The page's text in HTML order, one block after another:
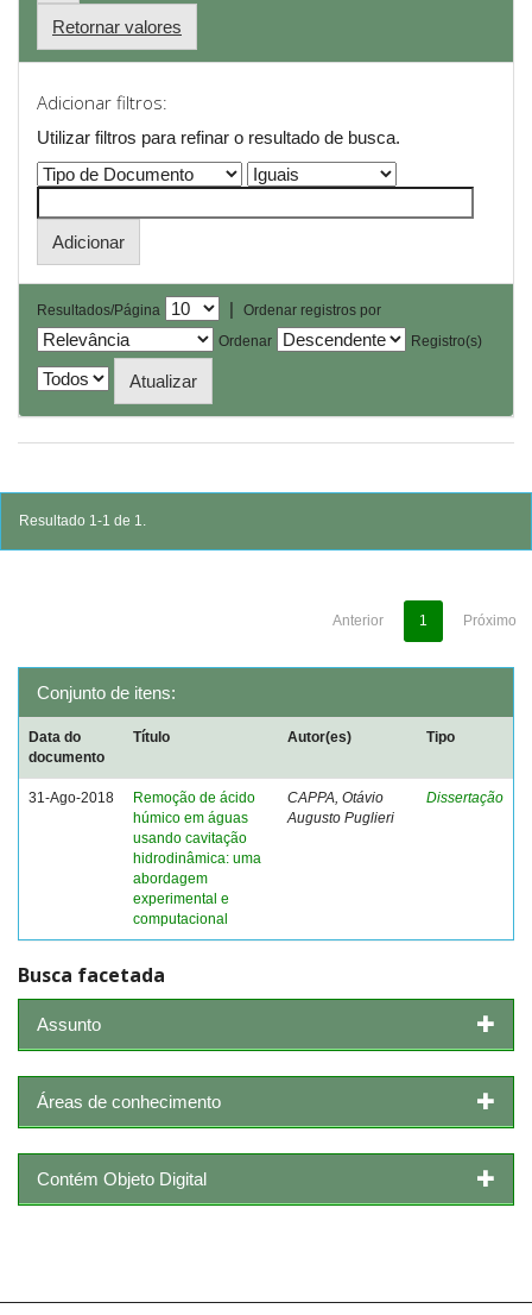
Retornar valores
Adicionar filtros:
Utilizar filtros para refinar o resultado de busca.
Resultados/Página |
Ordenar registros por
Ordenar
Registro(s)
Resultado 1-1 de 1.
Anterior 1 Próximo
Conjunto de itens:
Data do
documento
Título Autor(es) Tipo
31-Ago-2018
Remoção de ácido
húmico em águas
usando cavitação
hidrodinâmica: uma
abordagem
experimental e
computacional
CAPPA, Otávio
Augusto Puglieri
Dissertação
Busca facetada
Assunto
Áreas de conhecimento
Contém Objeto Digital